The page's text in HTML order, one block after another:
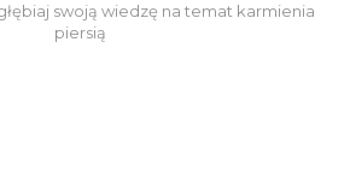
swoją wiedzę na temat karmienia
piersią